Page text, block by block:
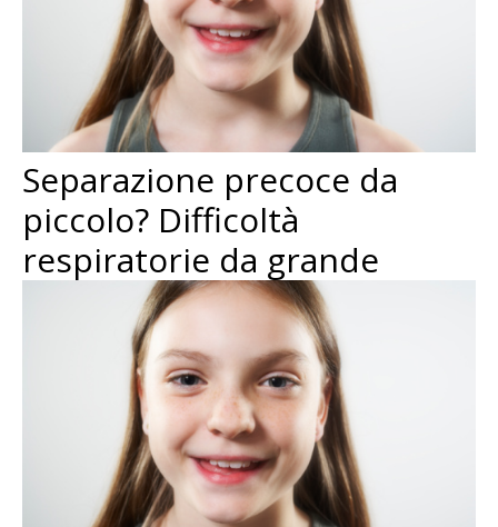
Separazione precoce da
piccolo? Difficoltà
respiratorie da grande